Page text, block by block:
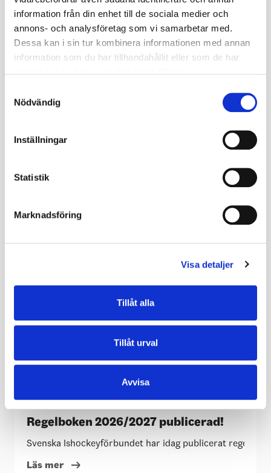
information från din enhet till de sociala medier och
annons- och analysföretag som vi samarbetar med.
Dessa kan i sin tur kombinera informationen med annan
information som du har tillhandahållit eller som de har
Nödvändig
Inställningar
Statistik
Marknadsföring
Visa detaljer
Tillåt alla
Tillåt urval
Avvisa
(Riksidrottsnämnden).
John Alvemyr
REGLER 2012
Regelboken 2026/2027 publicerad!
Svenska Ishockeyförbundet har idag publicerat
Läs mer